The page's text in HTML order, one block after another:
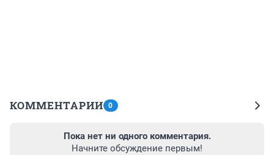
КОММЕНТАРИИ 0
Пока нет ни одного комментария.
Начните обсуждение первым!